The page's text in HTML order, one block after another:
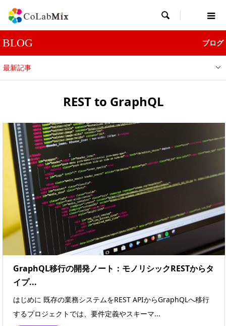

BLOG ブログ
最新記事
REST to GraphQL
GraphQL移行の開発ノート：モノリシックRESTからタ
イプ...
はじめに 既存の業務システムをREST APIからGraphQLへ移行
するプロジェクトでは、要件定義やスキーマ...